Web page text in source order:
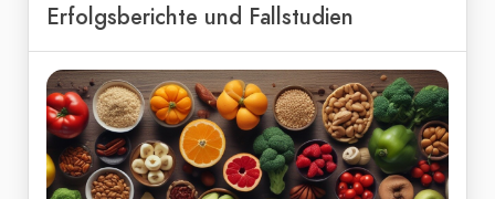
Erfolgsberichte und Fallstudien